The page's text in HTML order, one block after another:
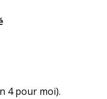
4 pour moi).